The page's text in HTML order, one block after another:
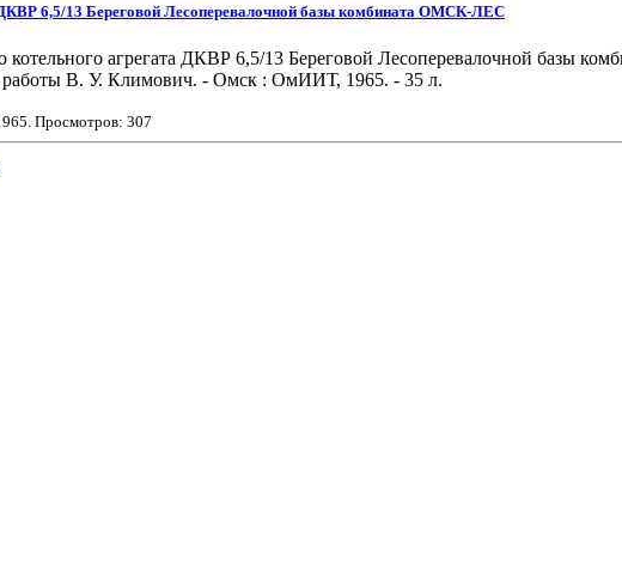
6,5/13 Береговой Лесоперевалочной базы комбината ОМСК-ЛЕС
агрегата ДКВР 6,5/13 Береговой Лесоперевалочной базы
работы В. У. Климович. - Омск : ОмИИТ, 1965. - 35 л.
. Просмотров: 307